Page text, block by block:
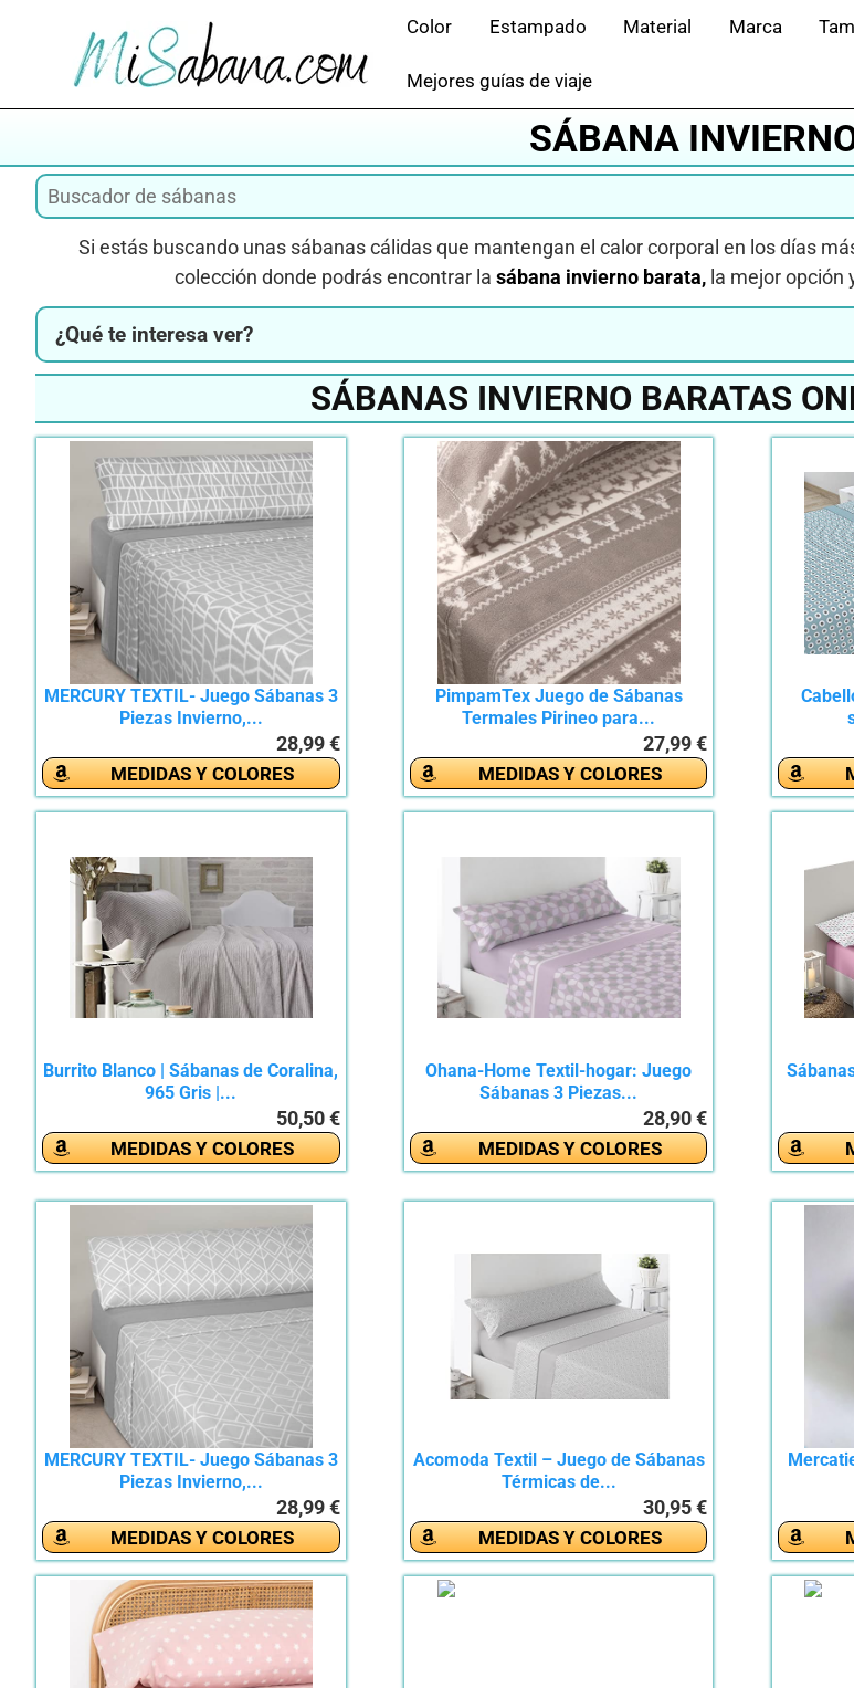
Color Estampado Material Marca
Mejores guías de viaje
SÁBANA
Si estás buscando unas sábanas cálidas que mantengan el calor corporal en los días
colección donde podrás encontrar la sábana invierno barata, la mejor opción
¿Qué te interesa ver?
SÁBANAS INVIERNO BARATAS
MERCURY TEXTIL- Juego Sábanas 3
Piezas Invierno,...
28,99 €
MEDIDAS Y COLORES
PimpamTex Juego de Sábanas
Termales Pirineo para...
27,99 €
MEDIDAS Y COLORES
Burrito Blanco | Sábanas de Coralina,
965 Gris |...
50,50 €
MEDIDAS Y COLORES
Ohana-Home Textil-hogar: Juego
Sábanas 3 Piezas...
28,90 €
MEDIDAS Y COLORES
MERCURY TEXTIL- Juego Sábanas 3
Piezas Invierno,...
28,99 €
MEDIDAS Y COLORES
Acomoda Textil – Juego de Sábanas
Térmicas de...
30,95 €
MEDIDAS Y COLORES